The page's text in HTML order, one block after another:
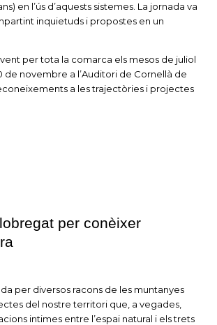
en l’ús d’aquests sistemes. La jornada va
inquietuds i propostes en un
per tota la comarca els mesos de juliol
novembre a l’Auditori de Cornellà de
a les trajectòries i projectes
per conèixer
per diversos racons de les muntanyes
del nostre territori que, a vegades,
intimes entre l’espai natural i els trets